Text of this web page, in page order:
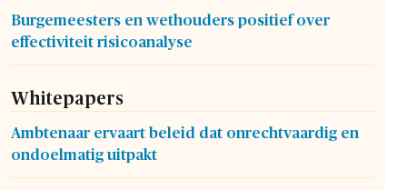
Burgemeesters en wethouders positief over
effectiviteit risicoanalyse
Whitepapers
Ambtenaar ervaart beleid dat onrechtvaardig en
ondoelmatig uitpakt